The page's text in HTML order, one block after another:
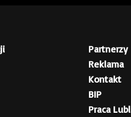
Partnerzy
Reklama
Kontakt
BIP
Praca